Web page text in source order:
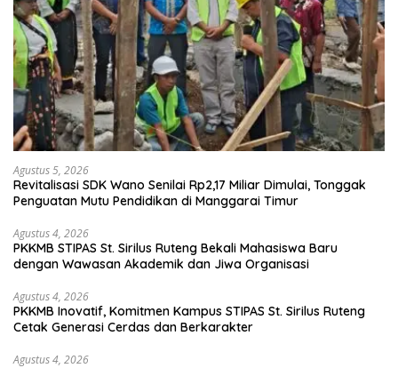
Agustus 5, 2026
Revitalisasi SDK Wano Senilai Rp2,17 Miliar Dimulai, Tonggak
Penguatan Mutu Pendidikan di Manggarai Timur
Agustus 4, 2026
PKKMB STIPAS St. Sirilus Ruteng Bekali Mahasiswa Baru
dengan Wawasan Akademik dan Jiwa Organisasi
Agustus 4, 2026
PKKMB Inovatif, Komitmen Kampus STIPAS St. Sirilus Ruteng
Cetak Generasi Cerdas dan Berkarakter
Agustus 4, 2026